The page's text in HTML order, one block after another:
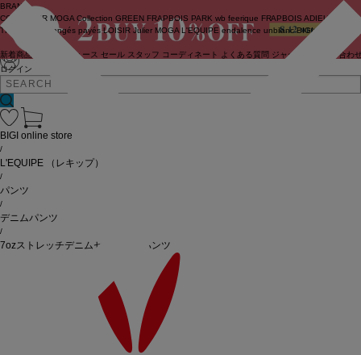
ログイン
BRAND
COUTURIER MOGA Collection GREEN FRAPBOIS PARK wb feerique FRAPBOIS ADIEU
TRISTESSE
congés payés LOISIR Julier MOGA L'EQUIPE endalence unbilanc BIGI online store
新着商品 ニュース セール スタッフ コーディネート よくある質問 ジャーナル お問い合わ
BIGI online store
/
L'EQUIPE （レキップ）
/
パンツ
/
デニムパンツ
/
7ozストレッチデニムセミワイドパンツ